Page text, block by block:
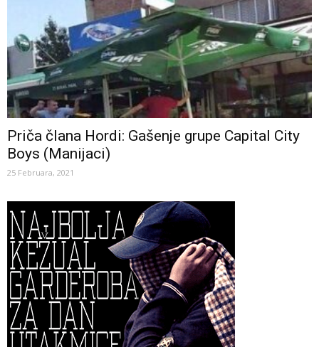
Priča člana Hordi: Gašenje grupe Capital City
Boys (Manijaci)
25 Februara, 2021